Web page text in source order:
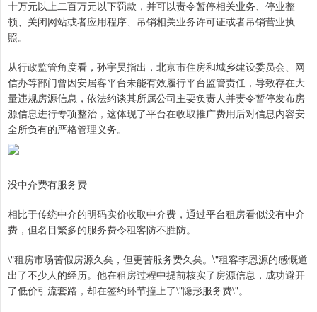
十万元以上二百万元以下罚款，并可以责令暂停相关业务、停业整
顿、关闭网站或者应用程序、吊销相关业务许可证或者吊销营业执
照。
从行政监管角度看，孙宇昊指出，北京市住房和城乡建设委员会、网
信办等部门曾因安居客平台未能有效履行平台监管责任，导致存在大
量违规房源信息，依法约谈其所属公司主要负责人并责令暂停发布房
源信息进行专项整治，这体现了平台在收取推广费用后对信息内容安
全所负有的严格管理义务。
没中介费有服务费
相比于传统中介的明码实价收取中介费，通过平台租房看似没有中介
费，但名目繁多的服务费令租客防不胜防。
\"租房市场苦假房源久矣，但更苦服务费久矣。\"租客李恩源的感慨道
出了不少人的经历。他在租房过程中提前核实了房源信息，成功避开
了低价引流套路，却在签约环节撞上了\"隐形服务费\"。